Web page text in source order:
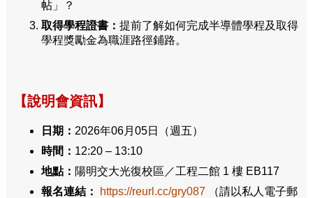
帖」？
取得學程證書： 提前了解如何完成半導體學程及取得
學程獎勵金為職涯路徑鋪路。
【說明會資訊】
日期： 2026年06月05日（週五）
時間： 12:20 – 13:10
地點： 陽明交大光復校區／工程二館 1 樓 EB117
報名連結：
https://reurl.cc/gry087
（請以私人電子郵